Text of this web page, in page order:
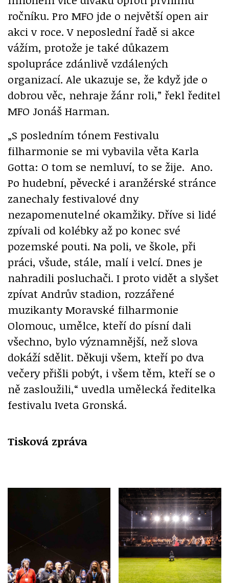
ročníku. Pro MFO jde o největší open air
akci v roce. V neposlední řadě si akce
vážím, protože je také důkazem
spolupráce zdánlivě vzdálených
organizací. Ale ukazuje se, že když jde o
dobrou věc, nehraje žánr roli,” řekl ředitel
MFO Jonáš Harman.
„S posledním tónem Festivalu
filharmonie se mi vybavila věta Karla
Gotta: O tom se nemluví, to se žije. Ano.
Po hudební, pěvecké i aranžérské stránce
zanechaly festivalové dny
nezapomenutelné okamžiky. Dříve si lidé
zpívali od kolébky až po konec své
pozemské pouti. Na poli, ve škole, při
práci, všude, stále, malí i velcí. Dnes je
nahradili posluchači. I proto vidět a slyšet
zpívat Andrův stadion, rozzářené
muzikanty Moravské filharmonie
Olomouc, umělce, kteří do písní dali
všechno, bylo významnější, než slova
dokáží sdělit. Děkuji všem, kteří po dva
večery přišli pobýt, i všem těm, kteří se o
ně zasloužili,“ uvedla umělecká ředitelka
festivalu Iveta Gronská.
Tisková zpráva